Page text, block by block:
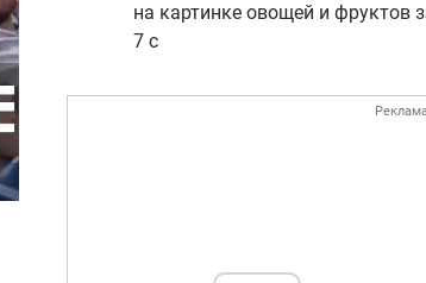
на картинке овощей и фруктов
7 с